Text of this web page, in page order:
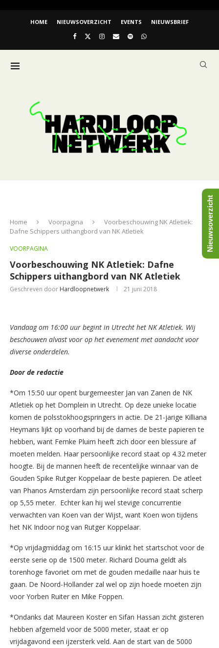
HOME NIEUWSOVERZICHT EVENTS NIEUWSBRIEF
Home Voorpagina
Voorbeschouwing NK Atletiek:
Dafne Schippers uithangbord van NK Atletiek
VOORPAGINA
Voorbeschouwing NK Atletiek: Dafne
Schippers uithangbord van NK Atletiek
Geschreven door Hardloopnetwerk 21 juni 2018
Vandaag om 16:00 uur begint in Utrecht het NK Atletiek. Wij
beschouwen alvast voor op het evenement met aandacht voor
diverse onderdelen.
Door de redactie
*Om 15:50 uur opent burgemeester Jan van Zanen de NK
Atletiek op het Domplein in Utrecht. Op deze unieke locatie
komen de polsstokhoogspringers in actie. De 21-jarige Killiana
Heymans lijkt op voorhand bij de dames de beste papieren te
hebben, want Femke Pluim heeft zich door een blessure af
moeten melden. Haar persoonlijke record staat op 4.32 meter
hoogte. Bij de mannen heeft de recentelijke winnaar van de
Gouden Spike Rutger Koppelaar de beste papieren. De atleet
van Phanos Amsterdam zijn persoonlijke record staat scherp
op 5,55 meter. Echter kan hij wel stevige concurrentie
verwachten van Koen van der Wijst, want Koen won tijdens
het NK Indoor nog van Rutger Koppelaar.
*Op vrijdagmiddag om 16:15 uur klinkt het startschot voor de
eerste serie op de 1500 meter. Richard Douma geldt als
torenhoge favoriet om met de gouden medaille naar huis te
gaan. De Noord-Hollander zal wel op zijn hoede moeten zijn
voor Yorben Ruiter en Mike Foppen.
*Ondanks dat Maureen Koster en Sifan Hassan zicht gisteren
hebben afgemeld voor de 5000 meter, staat er op
vrijdagavond een ijzersterk veld. Aan de start van de 5000
Nieuwsoverzicht